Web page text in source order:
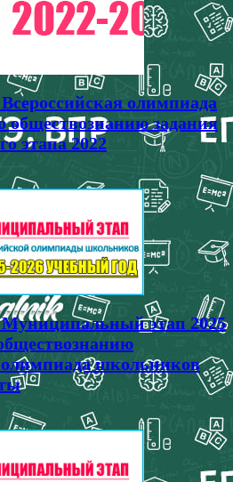
олимпиада
задания
этапа 2022
Муниципальный этап 2025
олимпиада школьников